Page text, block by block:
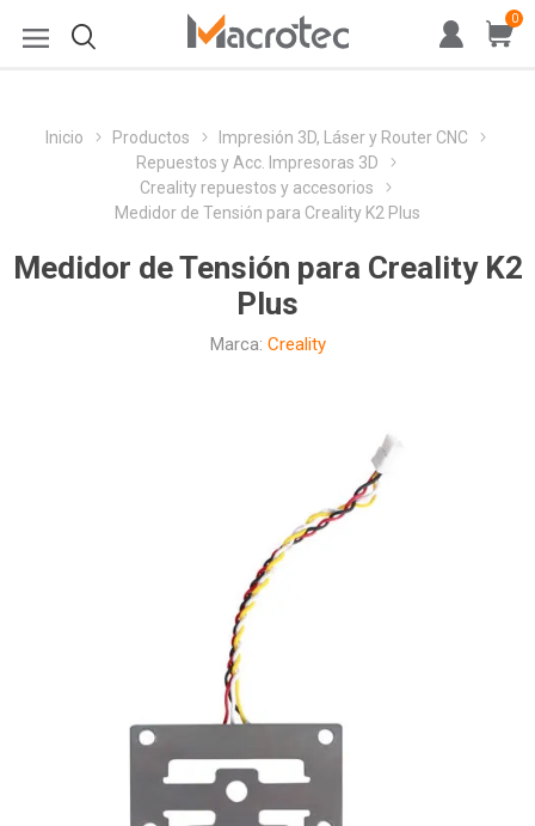
0
Inicio Productos
Impresión 3D, Láser y Router CNC
Repuestos y Acc. Impresoras 3D
Creality repuestos y accesorios
Medidor de Tensión para Creality K2 Plus
Medidor de Tensión para Creality K2
Plus
Marca: Creality